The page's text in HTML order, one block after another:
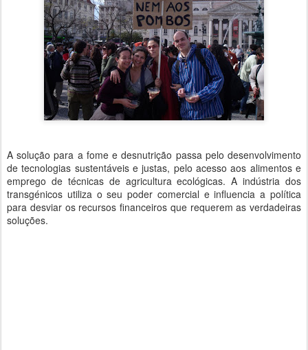
A solução para a fome e desnutrição passa pelo desenvolvimento
de tecnologias sustentáveis e justas, pelo acesso aos alimentos e
emprego de técnicas de agricultura ecológicas. A indústria dos
transgénicos utiliza o seu poder comercial e influencia a política
para desviar os recursos financeiros que requerem as verdadeiras
soluções.